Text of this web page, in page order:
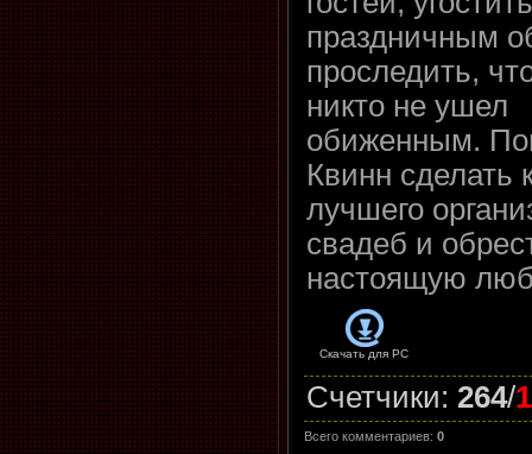
праздничным
проследить,
никто не ушел
обиженным.
Квинн сделать
лучшего
свадеб и
настоящую
Скачать для PC
Счетчики: 264/
Всего комментариев: 0